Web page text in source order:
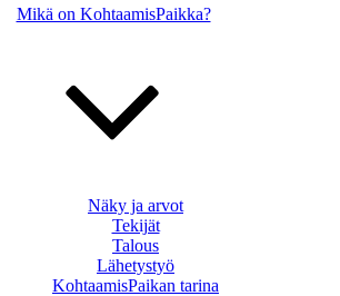
Mikä on KohtaamisPaikka?
Näky ja arvot
Tekijät
Talous
Lähetystyö
KohtaamisPaikan tarina